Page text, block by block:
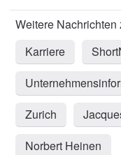
Karriere
Zurich
Norbert Heinen